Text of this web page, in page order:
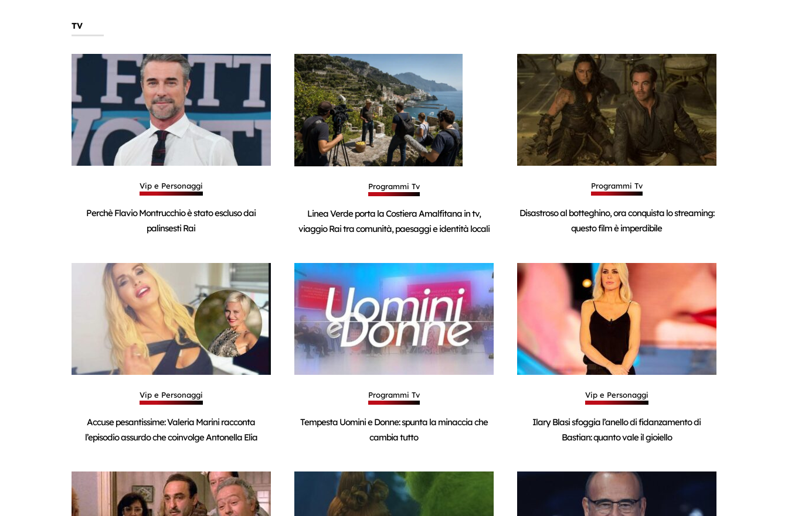
TV
Vip e Personaggi
Perchè Flavio Montrucchio è stato escluso dai
palinsesti Rai
Programmi Tv
Linea Verde porta la Costiera Amalfitana in tv,
viaggio Rai tra comunità, paesaggi e identità locali
Programmi Tv
Disastroso al botteghino, ora conquista lo streaming:
questo film è imperdibile
Vip e Personaggi
Accuse pesantissime: Valeria Marini racconta
l’episodio assurdo che coinvolge Antonella Elia
Programmi Tv
Tempesta Uomini e Donne: spunta la minaccia che
cambia tutto
Vip e Personaggi
Ilary Blasi sfoggia l’anello di fidanzamento di
Bastian: quanto vale il gioiello